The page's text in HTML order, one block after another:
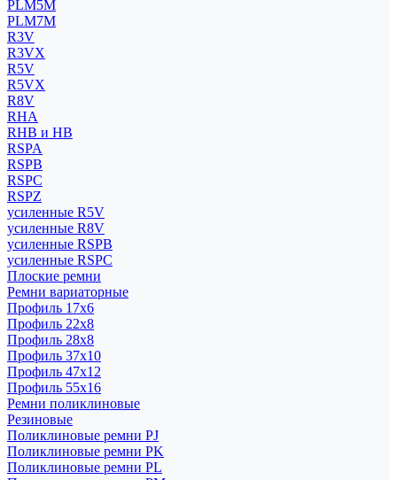
PLM5M
PLM7M
R3V
R3VX
R5V
R5VX
R8V
RHA
RHB и HB
RSPA
RSPB
RSPC
RSPZ
усиленные R5V
усиленные R8V
усиленные RSPB
усиленные RSPC
Плоские ремни
Ремни вариаторные
Профиль 17x6
Профиль 22x8
Профиль 28x8
Профиль 37x10
Профиль 47x12
Профиль 55x16
Ремни поликлиновые
Резиновые
Поликлиновые ремни PJ
Поликлиновые ремни PK
Поликлиновые ремни PL